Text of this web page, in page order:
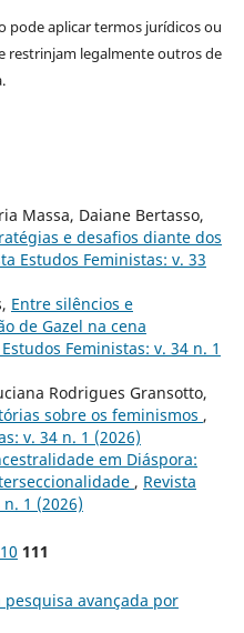
pode aplicar termos jurídicos ou
restrinjam legalmente outros de
Massa, Daiane Bertasso,
e desafios diante dos
Estudos Feministas: v. 33
Entre silêncios e
de Gazel na cena
Feministas: v. 34 n. 1
Rodrigues Gransotto,
sobre os feminismos ,
v. 34 n. 1 (2026)
em Diáspora:
, Revista
1 (2026)
111
avançada por